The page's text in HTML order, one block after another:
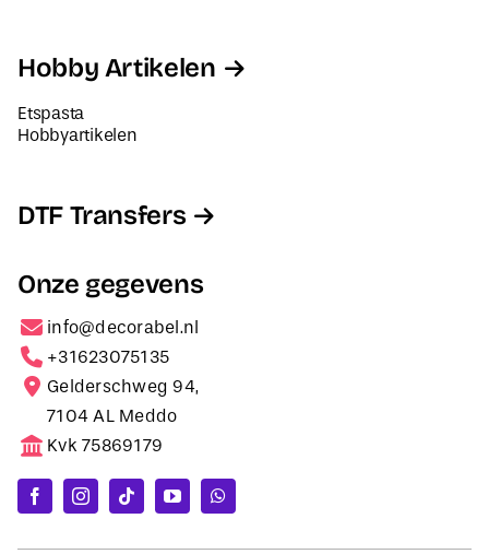
Hobby Artikelen
Etspasta
Hobbyartikelen
DTF Transfers
Onze gegevens
info@decorabel.nl
+31623075135
Gelderschweg 94,
7104 AL Meddo
Kvk 75869179